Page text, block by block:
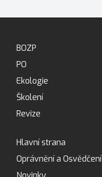
BOZP
PO
Ekologie
Školení
Revize
Hlavní strana
Oprávnění a Osvědčení